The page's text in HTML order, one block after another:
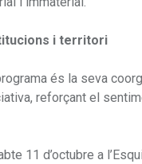
i territori
és la seva
reforçant el
11 d’octubre a